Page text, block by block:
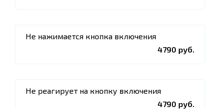
Не нажимается кнопка включения
4790 руб.
Не реагирует на кнопку включения
4790 руб.